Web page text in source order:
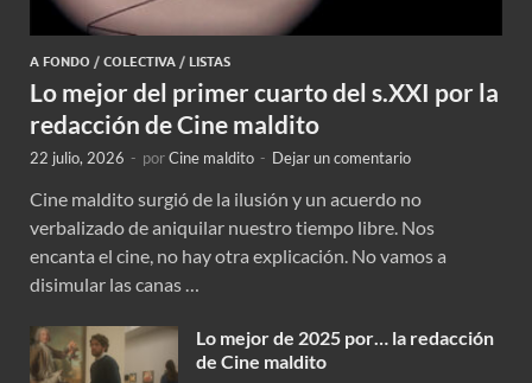
A FONDO / COLECTIVA / LISTAS
Lo mejor del primer cuarto del s.XXI por la
redacción de Cine maldito
22 julio, 2026 - porCine maldito - Dejar un comentario
Cine maldito surgió de la ilusión y un acuerdo no
verbalizado de aniquilar nuestro tiempo libre. Nos
encanta el cine, no hay otra explicación. No vamos a
disimular las canas …
Lo mejor de 2025 por… la redacción
de Cine maldito